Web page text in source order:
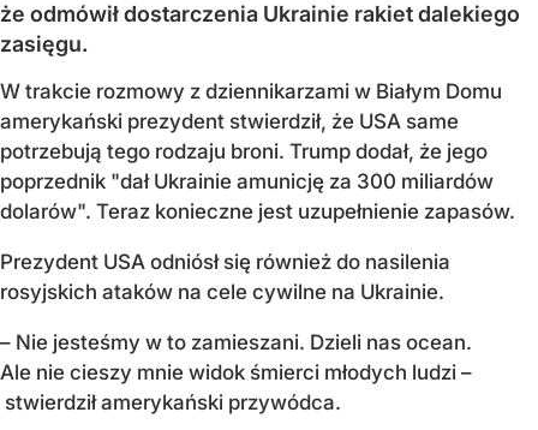
że odmówił dostarczenia Ukrainie rakiet dalekiego
zasięgu.
W trakcie rozmowy z dziennikarzami w Białym Domu
amerykański prezydent stwierdził, że USA same
potrzebują tego rodzaju broni. Trump dodał, że jego
poprzednik "dał Ukrainie amunicję za 300 miliardów
dolarów". Teraz konieczne jest uzupełnienie zapasów.
Prezydent USA odniósł się również do nasilenia
rosyjskich ataków na cele cywilne na Ukrainie.
– Nie jesteśmy w to zamieszani. Dzieli nas ocean.
Ale nie cieszy mnie widok śmierci młodych ludzi –
stwierdził amerykański przywódca.